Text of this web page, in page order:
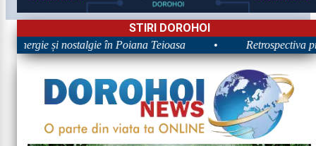
STIRI DOROHOI
și nostalgie în Poiana Teioasa Retrospectiva